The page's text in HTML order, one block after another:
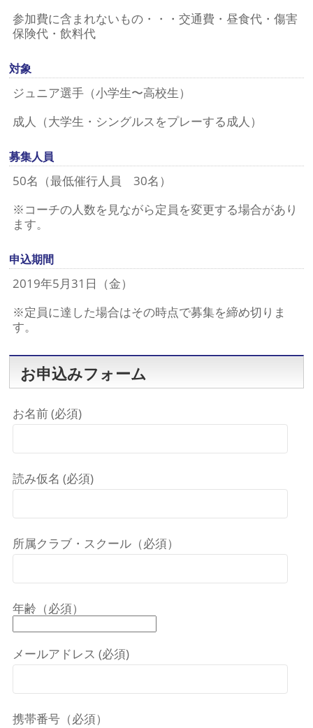
参加費に含まれないもの・・・交通費・昼食代・傷害
保険代・飲料代
対象
ジュニア選手（小学生〜高校生）
成人（大学生・シングルスをプレーする成人）
募集人員
50名（最低催行人員 30名）
※コーチの人数を見ながら定員を変更する場合があり
ます。
申込期間
2019年5月31日（金）
※定員に達した場合はその時点で募集を締め切りま
す。
お申込みフォーム
お名前 (必須)
読み仮名 (必須)
所属クラブ・スクール（必須）
年齢（必須）
メールアドレス (必須)
携帯番号（必須）